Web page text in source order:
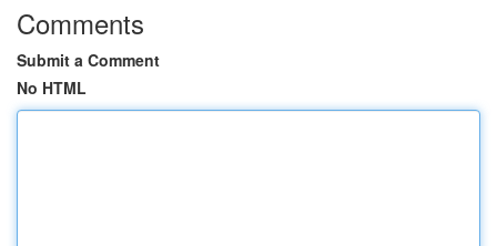
Comments
Submit a Comment
No HTML